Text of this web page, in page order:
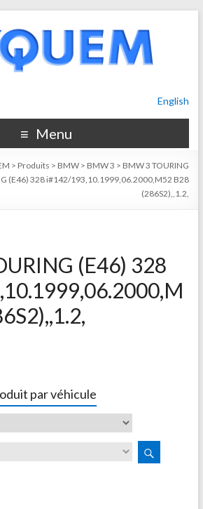
English
Menu
> Produits > BMW > BMW 3 > BMW 3 TOURING
(E46) 328 i#142/193,10.1999,06.2000,M52 B28
(286S2),,1.2,
(E46) 328
par véhicule